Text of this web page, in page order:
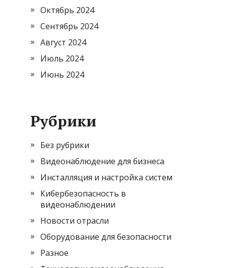
Октябрь 2024
Сентябрь 2024
Август 2024
Июль 2024
Июнь 2024
Рубрики
Без рубрики
Видеонаблюдение для бизнеса
Инсталляция и настройка систем
Кибербезопасность в
видеонаблюдении
Новости отрасли
Оборудование для безопасности
Разное